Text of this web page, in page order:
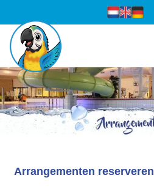
Arrangementen reserveren